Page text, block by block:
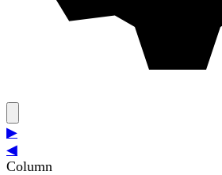
▶
◀
Column